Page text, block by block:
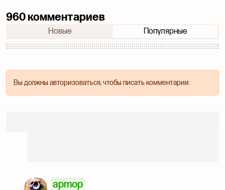
960 комментариев
Новые Популярные
Вы должны авторизоваться, чтобы писать комментарии.
apmop